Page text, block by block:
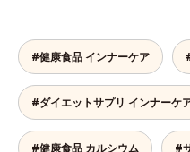
#健康食品 インナーケア
#ダイエットサプリ インナーケ
#健康食品 カルシウム #